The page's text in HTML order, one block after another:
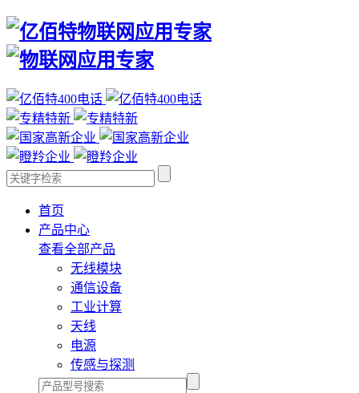
首页
产品中心
查看全部产品
无线模块
通信设备
工业计算
天线
电源
传感与探测